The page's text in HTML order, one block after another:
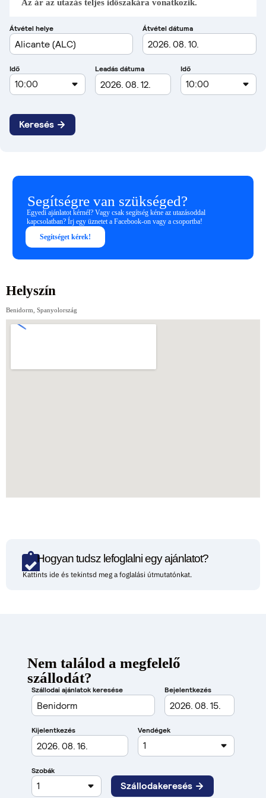
Az ár az utazás teljes időszakára vonatkozik.
Segítségre van szükséged?
Egyedi ajánlatot kérnél? Vagy csak segítség kéne az utazásoddal
kapcsolatban? Írj egy üznetet a Facebook-on vagy a csoportba!
Segítséget kérek!
Helyszín
Benidorm, Spanyolország
Hogyan tudsz lefoglalni egy ajánlatot?
Kattints ide és tekintsd meg a foglalási útmutatónkat.
Nem találod a megfelelő
szállodát?